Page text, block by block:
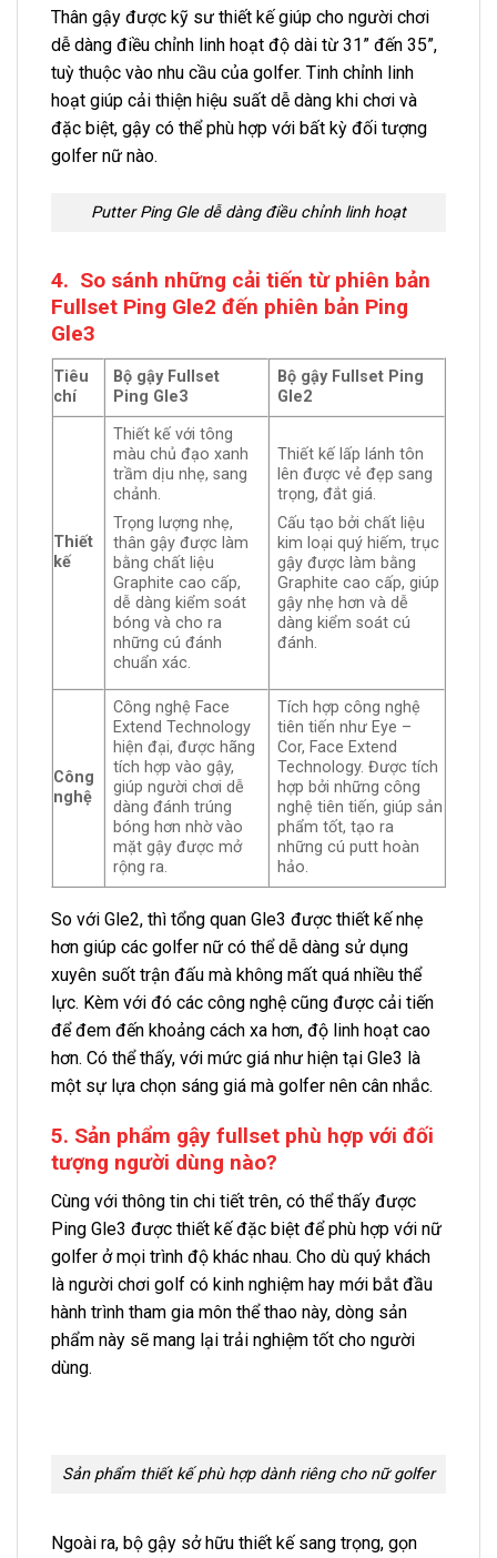
Thân gậy được kỹ sư thiết kế giúp cho người chơi
dễ dàng điều chỉnh linh hoạt độ dài từ 31” đến 35”,
tuỳ thuộc vào nhu cầu của golfer. Tinh chỉnh linh
hoạt giúp cải thiện hiệu suất dễ dàng khi chơi và
đặc biệt, gậy có thể phù hợp với bất kỳ đối tượng
golfer nữ nào.
Putter Ping Gle dễ dàng điều chỉnh linh hoạt
4. So sánh những cải tiến từ phiên bản
Fullset Ping Gle2 đến phiên bản Ping
Gle3
Tiêu
chí
Bộ gậy Fullset
Ping Gle3
Bộ gậy Fullset Ping
Gle2
Thiết
kế
Thiết kế với tông
màu chủ đạo xanh
trầm dịu nhẹ, sang
chảnh.
Trọng lượng nhẹ,
thân gậy được làm
bằng chất liệu
Graphite cao cấp,
dễ dàng kiểm soát
bóng và cho ra
những cú đánh
chuẩn xác.
Thiết kế lấp lánh tôn
lên được vẻ đẹp sang
trọng, đắt giá.
Cấu tạo bởi chất liệu
kim loại quý hiếm, trục
gậy được làm bằng
Graphite cao cấp, giúp
gậy nhẹ hơn và dễ
dàng kiểm soát cú
đánh.
Công
nghệ
Công nghệ Face
Extend Technology
hiện đại, được hãng
tích hợp vào gậy,
giúp người chơi dễ
dàng đánh trúng
bóng hơn nhờ vào
mặt gậy được mở
rộng ra.
Tích hợp công nghệ
tiên tiến như Eye –
Cor, Face Extend
Technology. Được tích
hợp bởi những công
nghệ tiên tiến, giúp sản
phẩm tốt, tạo ra
những cú putt hoàn
hảo.
So với Gle2, thì tổng quan Gle3 được thiết kế nhẹ
hơn giúp các golfer nữ có thể dễ dàng sử dụng
xuyên suốt trận đấu mà không mất quá nhiều thể
lực. Kèm với đó các công nghệ cũng được cải tiến
để đem đến khoảng cách xa hơn, độ linh hoạt cao
hơn. Có thể thấy, với mức giá như hiện tại Gle3 là
một sự lựa chọn sáng giá mà golfer nên cân nhắc.
5. Sản phẩm gậy fullset phù hợp với đối
tượng người dùng nào?
Cùng với thông tin chi tiết trên, có thể thấy được
Ping Gle3 được thiết kế đặc biệt để phù hợp với nữ
golfer ở mọi trình độ khác nhau. Cho dù quý khách
là người chơi golf có kinh nghiệm hay mới bắt đầu
hành trình tham gia môn thể thao này, dòng sản
phẩm này sẽ mang lại trải nghiệm tốt cho người
dùng.
Sản phẩm thiết kế phù hợp dành riêng cho nữ golfer
Ngoài ra, bộ gậy sở hữu thiết kế sang trọng, gọn